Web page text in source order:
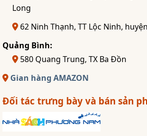
Long
62 Ninh Thạnh, TT Lộc Ninh,
Quảng Bình:
580 Quang Trung, TX Ba Đồn
Gian hàng AMAZON
Đối tác trưng bày và bán sản